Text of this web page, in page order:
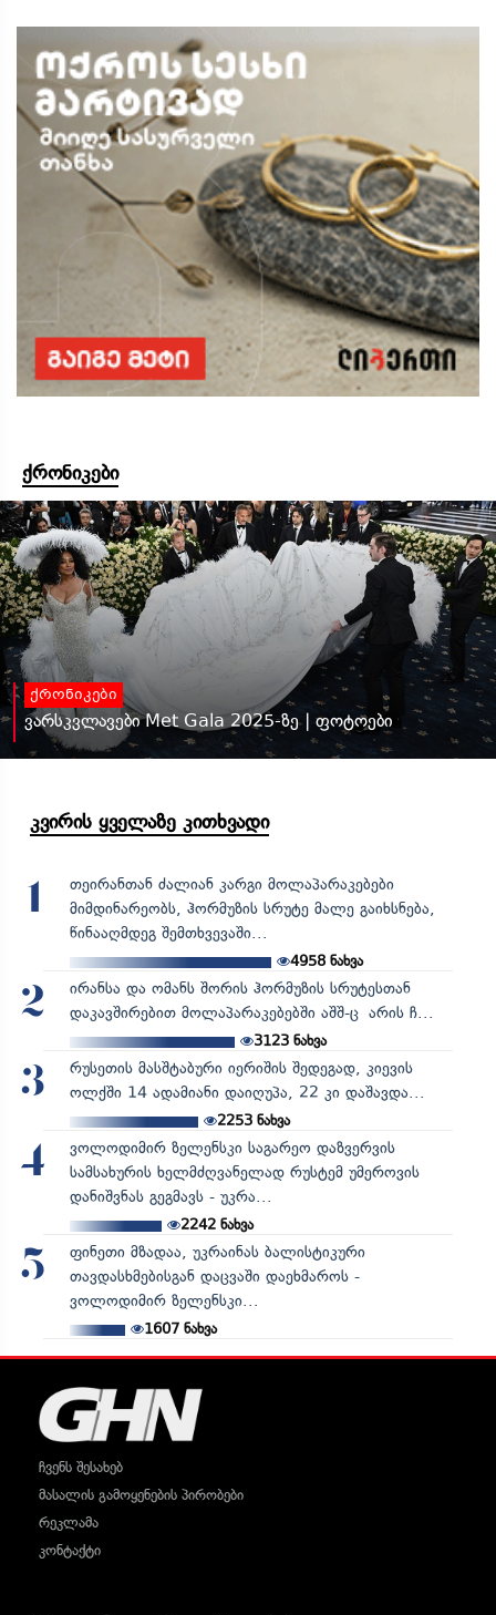
ქრონიკები
ქრონიკები
ვარსკვლავები Met Gala 2025-ზე | ფოტოები
კვირის ყველაზე კითხვადი
1
თეირანთან ძალიან კარგი მოლაპარაკებები
მიმდინარეობს, ჰორმუზის სრუტე მალე გაიხსნება,
წინააღმდეგ შემთხვევაში...
4958 ნახვა
2
ირანსა და ომანს შორის ჰორმუზის სრუტესთან
დაკავშირებით მოლაპარაკებებში აშშ-ც არის ჩ...
3123ნახვა
3
რუსეთის მასშტაბური იერიშის შედეგად, კიევის
ოლქში 14 ადამიანი დაიღუპა, 22 კი დაშავდა...
2253ნახვა
4
ვოლოდიმირ ზელენსკი საგარეო დაზვერვის
სამსახურის ხელმძღვანელად რუსტემ უმეროვის
დანიშვნას გეგმავს - უკრა...
2242ნახვა
5
ფინეთი მზადაა, უკრაინას ბალისტიკური
თავდასხმებისგან დაცვაში დაეხმაროს -
ვოლოდიმირ ზელენსკი...
1607ნახვა
ჩვენს შესახებ
მასალის გამოყენების პირობები
რეკლამა
კონტაქტი